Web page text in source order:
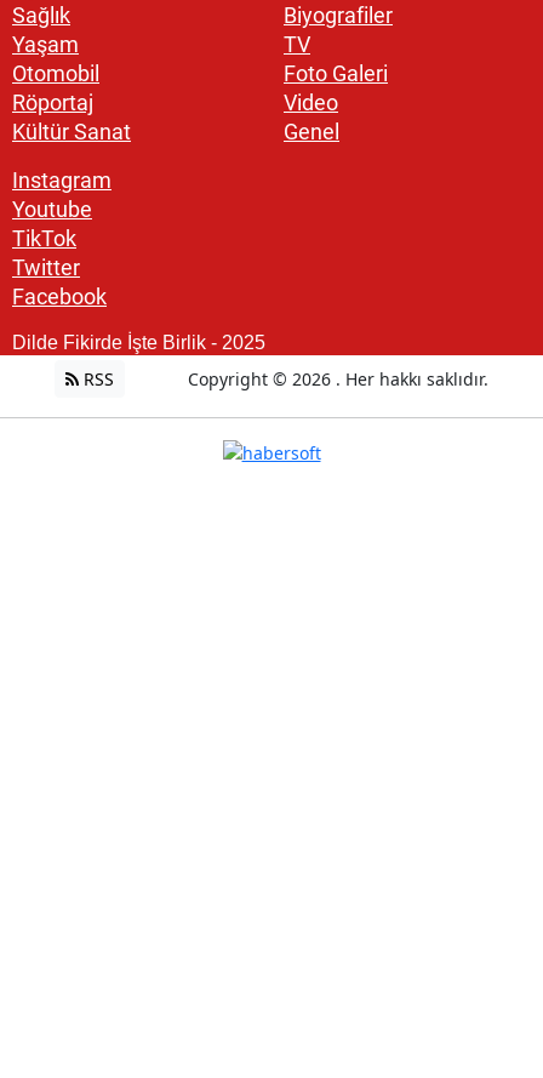
Sağlık
Yaşam
Otomobil
Röportaj
Kültür Sanat
Biyografiler
TV
Foto Galeri
Video
Genel
Instagram
Youtube
TikTok
Twitter
Facebook
Dilde Fikirde İşte Birlik - 2025
RSS Copyright © 2026 . Her hakkı saklıdır.